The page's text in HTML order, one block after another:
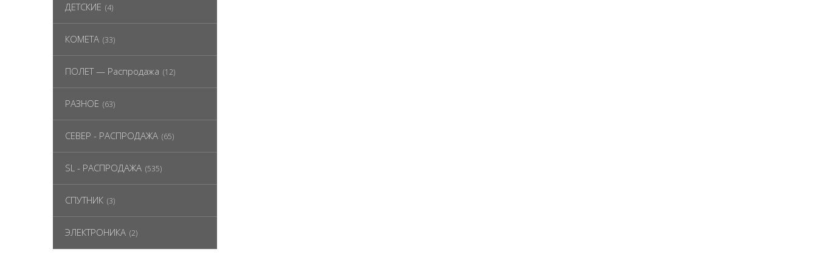
ДЕТСКИЕ (4)
КОМЕТА (33)
ПОЛЕТ — Распродажа (12)
РАЗНОЕ (63)
СЕВЕР - РАСПРОДАЖА (65)
SL - РАСПРОДАЖА (535)
СПУТНИК (3)
ЭЛЕКТРОНИКА (2)